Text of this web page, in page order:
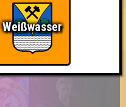
Weißwasser